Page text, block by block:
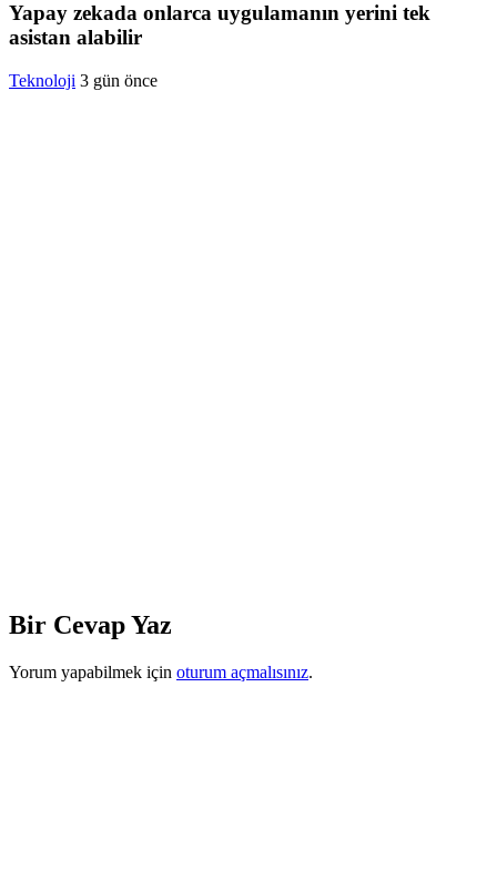
Yapay zekada onlarca uygulamanın yerini tek
asistan alabilir
Teknoloji 3 gün önce
Bir Cevap Yaz
Yorum yapabilmek için oturum açmalısınız.